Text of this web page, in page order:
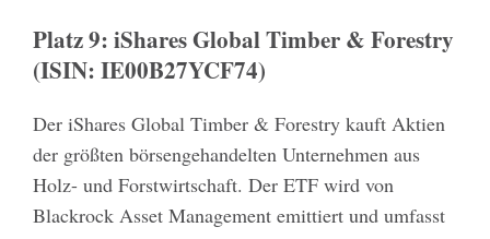
Platz 9: iShares Global Timber & Forestry
(ISIN: IE00B27YCF74)
Der iShares Global Timber & Forestry kauft Aktien
der größten börsengehandelten Unternehmen aus
Holz- und Forstwirtschaft. Der ETF wird von
Blackrock Asset Management emittiert und umfasst